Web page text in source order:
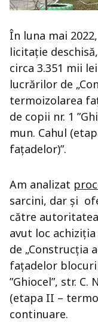
În luna mai
licitație
circa 3.351 mii
lucrărilor de
termoizolarea
de copii nr. 1
mun. Cahul
fațadelor)”.
Am analizat
sarcini, dar și
către
avut loc
de „Construcția
fațadelor
”Ghiocel”, str. C.
(etapa II –
continuare.